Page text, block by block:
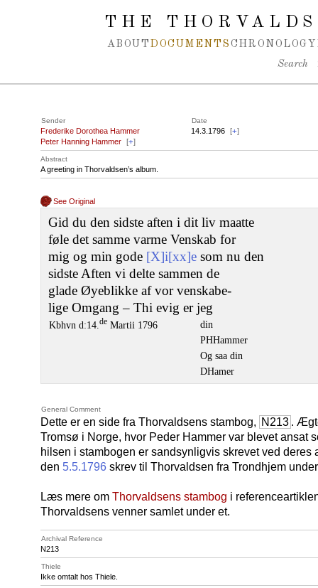
Spring navigation over
THE
ABOUT DOCUMENTS CHRONOLOGY
Search
Sender Date
Frederike Dorothea Hammer
Peter Hanning Hammer
[+]
14.3.1796 [+]
Abstract
A greeting in Thorvaldsen’s album.
See Original
Gid du den sidste aften i dit liv maatte
føle det samme varme Venskab for
mig og min gode [X]i[xx]e som nu den
sidste Aften vi delte sammen de
glade Øyeblikke af vor venskabe-
lige Omgang – Thi evig er jeg
Kbhvn d:14. de Martii 1796
din
PHHammer
Og saa din
DHamer
General Comment
Dette er en side fra Thorvaldsens stambog, N213 .
Tromsø i Norge, hvor Peder Hammer var blevet ansat
hilsen i stambogen er sandsynligvis skrevet ved deres
den 5.5.1796 skrev til Thorvaldsen fra Trondhjem
Læs mere om Thorvaldsens stambog i
Thorvaldsens venner samlet under et.
Archival Reference
N213
Thiele
Ikke omtalt hos Thiele.